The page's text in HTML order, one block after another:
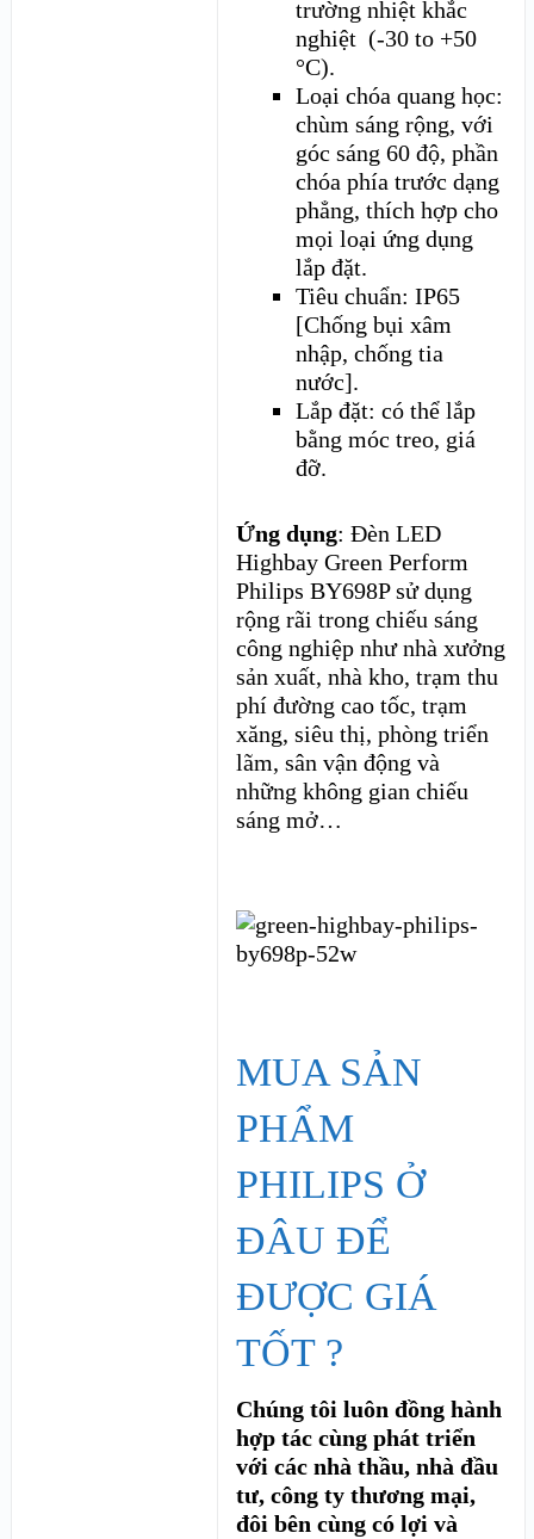
trường nhiệt khắc
nghiệt (-30 to +50
°C).
Loại chóa quang học:
chùm sáng rộng, với
góc sáng 60 độ, phần
chóa phía trước dạng
phẳng, thích hợp cho
mọi loại ứng dụng
lắp đặt.
Tiêu chuẩn: IP65
[Chống bụi xâm
nhập, chống tia
nước].
Lắp đặt: có thể lắp
bằng móc treo, giá
đỡ.
Ứng dụng: Đèn LED
Highbay Green Perform
Philips BY698P sử dụng
rộng rãi trong chiếu sáng
công nghiệp như nhà xưởng
sản xuất, nhà kho, trạm thu
phí đường cao tốc, trạm
xăng, siêu thị, phòng triển
lãm, sân vận động và
những không gian chiếu
sáng mở…
MUA SẢN
PHẨM
PHILIPS Ở
ĐÂU ĐỂ
ĐƯỢC GIÁ
TỐT ?
Chúng tôi luôn đồng hành
hợp tác cùng phát triển
với các nhà thầu, nhà đầu
tư, công ty thương mại,
đôi bên cùng có lợi và